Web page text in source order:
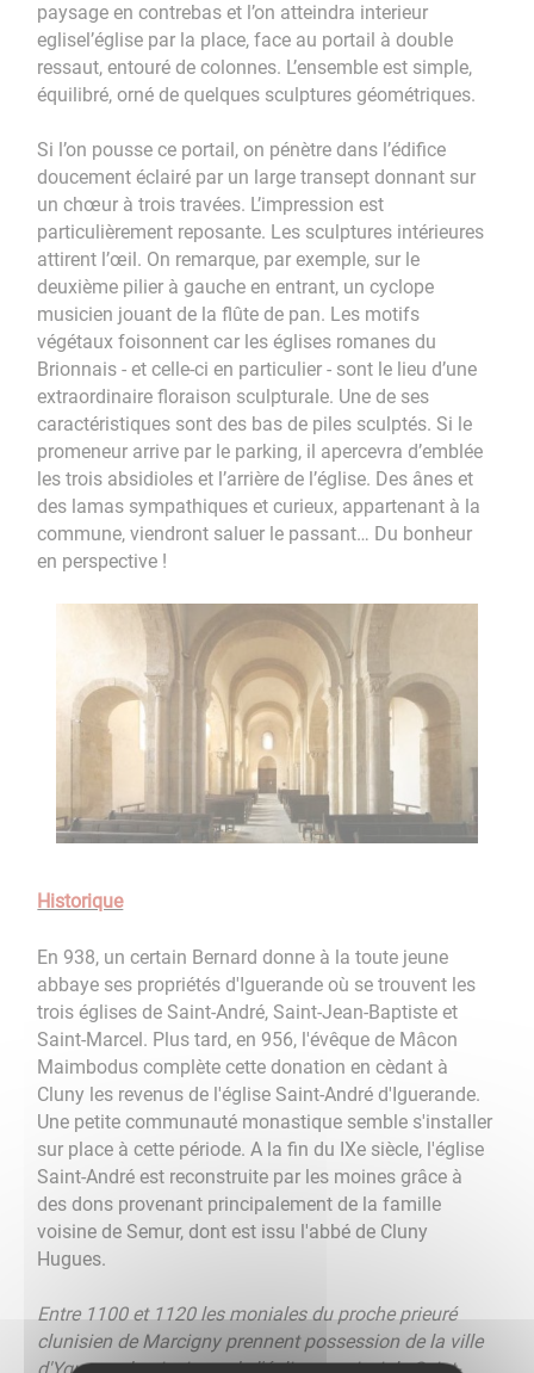
paysage en contrebas et l’on atteindra interieur
eglisel’église par la place, face au portail à double
ressaut, entouré de colonnes. L’ensemble est simple,
équilibré, orné de quelques sculptures géométriques.
Si l’on pousse ce portail, on pénètre dans l’édifice
doucement éclairé par un large transept donnant sur
un chœur à trois travées. L’impression est
particulièrement reposante. Les sculptures intérieures
attirent l’œil. On remarque, par exemple, sur le
deuxième pilier à gauche en entrant, un cyclope
musicien jouant de la flûte de pan. Les motifs
végétaux foisonnent car les églises romanes du
Brionnais - et celle-ci en particulier - sont le lieu d’une
extraordinaire floraison sculpturale. Une de ses
caractéristiques sont des bas de piles sculptés. Si le
promeneur arrive par le parking, il apercevra d’emblée
les trois absidioles et l’arrière de l’église. Des ânes et
des lamas sympathiques et curieux, appartenant à la
commune, viendront saluer le passant… Du bonheur
en perspective !
Historique
En 938, un certain Bernard donne à la toute jeune
abbaye ses propriétés d'Iguerande où se trouvent les
trois églises de Saint-André, Saint-Jean-Baptiste et
Saint-Marcel. Plus tard, en 956, l'évêque de Mâcon
Maimbodus complète cette donation en cèdant à
Cluny les revenus de l'église Saint-André d'Iguerande.
Une petite communauté monastique semble s'installer
sur place à cette période. A la fin du IXe siècle, l'église
Saint-André est reconstruite par les moines grâce à
des dons provenant principalement de la famille
voisine de Semur, dont est issu l'abbé de Cluny
Hugues.
Entre 1100 et 1120 les moniales du proche prieuré
clunisien de Marcigny prennent possession de la ville